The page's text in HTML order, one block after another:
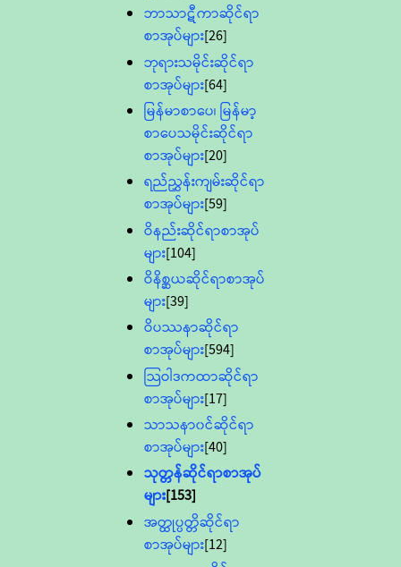
ဘာသာဋီကာဆိုင်ရာ
စာအုပ်များ[26]
ဘုရားသမိုင်းဆိုင်ရာ
စာအုပ်များ[64]
မြန်မာစာပေ၊ မြန်မာ့
စာပေသမိုင်းဆိုင်ရာ
စာအုပ်များ[20]
ရည်ညွှန်းကျမ်းဆိုင်ရာ
စာအုပ်များ[59]
ဝိနည်းဆိုင်ရာစာအုပ်
များ[104]
ဝိနိစ္ဆယဆိုင်ရာစာအုပ်
များ[39]
ဝိပဿနာဆိုင်ရာ
စာအုပ်များ[594]
သြဝါဒကထာဆိုင်ရာ
စာအုပ်များ[17]
သာသနာ၀င်ဆိုင်ရာ
စာအုပ်များ[40]
သုတ္တန်ဆိုင်ရာစာအုပ်
များ[153]
အတ္ထုပ္ပတ္တိဆိုင်ရာ
စာအုပ်များ[12]